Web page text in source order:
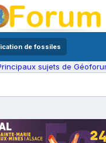
de fossiles
sujets de